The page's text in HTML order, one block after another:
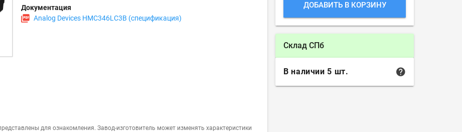
Документация
Analog Devices HMC346LC3B (спецификация)
для ознакомления. Завод-изготовитель может изменять характеристики
ДОБАВИТЬ В КОРЗИНУ
Склад СПб
В наличии 5 шт.